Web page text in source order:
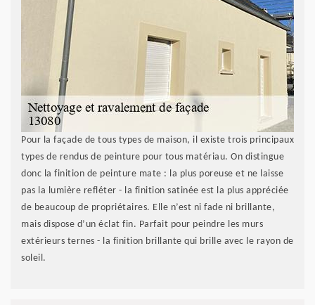
Pour la façade de tous types de maison, il existe trois principaux
types de rendus de peinture pour tous matériau. On distingue
donc la finition de peinture mate : la plus poreuse et ne laisse
pas la lumière refléter - la finition satinée est la plus appréciée
de beaucoup de propriétaires. Elle n’est ni fade ni brillante,
mais dispose d’un éclat fin. Parfait pour peindre les murs
extérieurs ternes - la finition brillante qui brille avec le rayon de
soleil.